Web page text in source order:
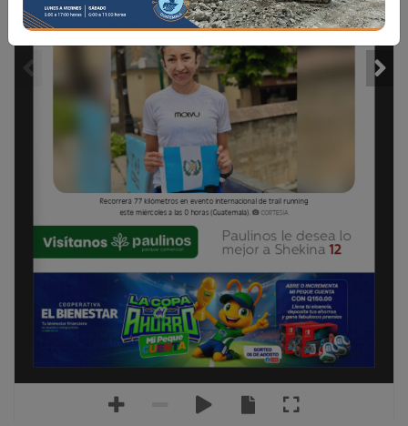
Recorrerá 77 kilómetros en evento internacional de trail running
este miércoles a las 0 horas (Guatemala).
CORTESÍA
en el Val d’Aran, en España. 2
Paulinos le desea lo
mejor a Shekina 12